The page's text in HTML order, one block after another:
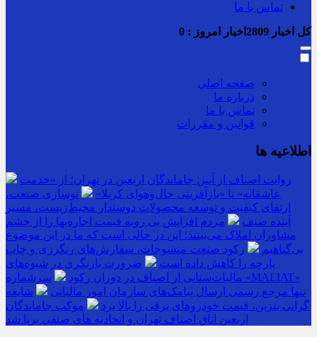
تماس با ما
کل اخبار اخبار امروز : 0
صفحه اصلی
درباره ما
تماس با ما
قوانین و مقررات
اطلاعیه ها
روایت اصناف از آیین جاماندگان اربعین در تهران؛ از «خدمت
عاشقانه» تا «بازآفرینی حال‌وهوای کربلا»
نوسازی صنعت،
ارتقای کیفیت و توسعه محصولات دوستدار محیط‌زیست، مسیر
آینده صنف
مردم افزایش بی رویه قیمت اجاره‌بها را از چشم
مشاوران املاک می‌بینند؛ این در حالی است که ما در این موضوع
بی‌گناهیم
رکود صنعت منسوجات، سفارش‌های رنگرزی و چاپ
پارچه را کاهش داده است
ضرورت بازنگری در شیوه‌های
مالیات‌ستانی از اصناف در دوران رکود
سرشماره «MALIAT»
تنها مرجع رسمی ارسال پیامک‌های سازمان امور مالیاتی
شایعه
گرانی بنزین، قیمت خودروهای برقی را بالا برد
موکب جاماندگان
اربعین اتاق اصناف تهران و اتحادیه های صنفی برپا شد